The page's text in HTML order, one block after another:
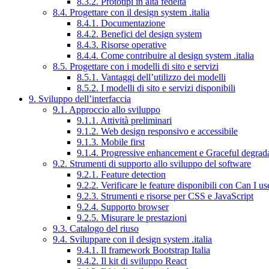
8.4. Progettare con il design system .italia
8.4.1. Documentazione
8.4.2. Benefici del design system
8.4.3. Risorse operative
8.4.4. Come contribuire al design system .italia
8.5. Progettare con i modelli di sito e servizi
8.5.1. Vantaggi dell’utilizzo dei modelli
8.5.2. I modelli di sito e servizi disponibili
9. Sviluppo dell’interfaccia
9.1. Approccio allo sviluppo
9.1.1. Attività preliminari
9.1.2. Web design responsivo e accessibile
9.1.3. Mobile first
9.1.4. Progressive enhancement e Graceful
9.2. Strumenti di supporto allo sviluppo del software
9.2.1. Feature detection
9.2.2. Verificare le feature disponibili con Can I
9.2.3. Strumenti e risorse per CSS e JavaScript
9.2.4. Supporto browser
9.2.5. Misurare le prestazioni
9.3. Catalogo del riuso
9.4. Sviluppare con il design system .italia
9.4.1. Il framework Bootstrap Italia
9.4.2. Il kit di sviluppo React